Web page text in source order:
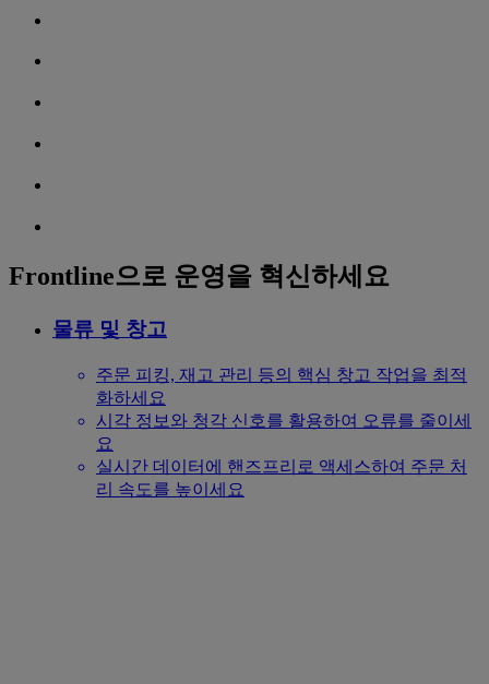
Frontline으로 운영을 혁신하세요
물류 및 창고
주문 피킹, 재고 관리 등의 핵심 창고 작업을 최적
화하세요
시각 정보와 청각 신호를 활용하여 오류를 줄이세
요
실시간 데이터에 핸즈프리로 액세스하여 주문 처
리 속도를 높이세요